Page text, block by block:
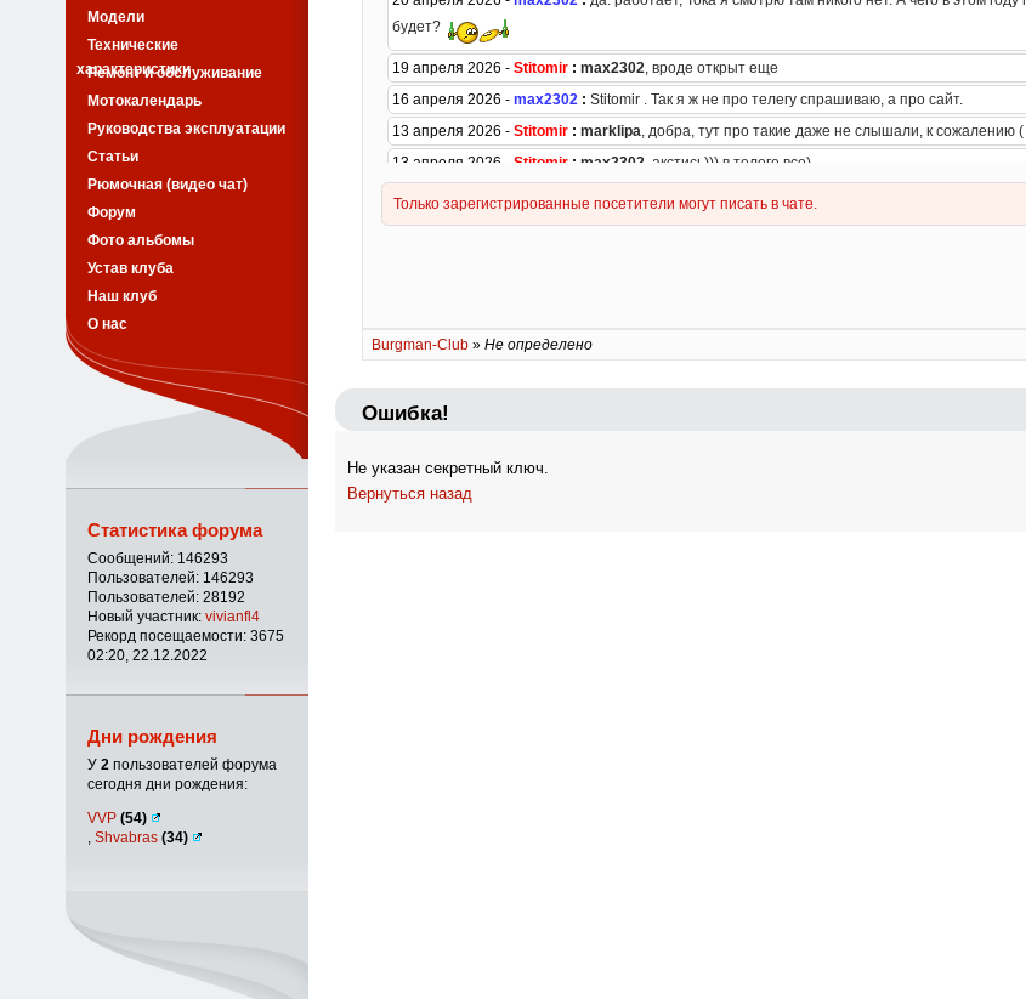
Burgman-Club» Не определено
Ошибка!
Не указан секретный ключ.
Вернуться назад
Модели
Технические
характеристики
Ремонт и обслуживание
Мотокалендарь
Руководства эксплуатации
Статьи
Рюмочная (видео чат)
Форум
Фото альбомы
Устав клуба
Наш клуб
О нас
Статистика форума
Сообщений: 146293
Пользователей: 146293
Пользователей: 28192
Новый участник: vivianfl4
Рекорд посещаемости: 3675
02:20, 22.12.2022
Дни рождения
У 2пользователей форума
сегодня дни рождения:
VVP (54)
Shvabras (34)